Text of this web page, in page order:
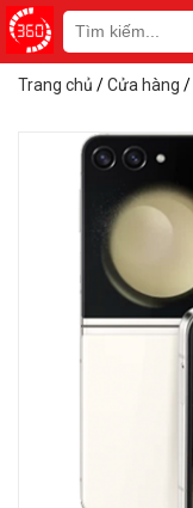
Trang chủ /Cửa hàng /